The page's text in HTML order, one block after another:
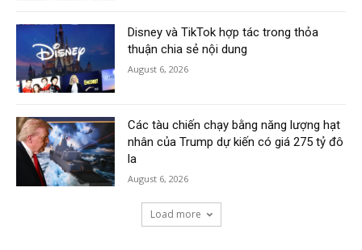
Disney và TikTok hợp tác trong thỏa
thuận chia sẻ nội dung
August 6, 2026
Các tàu chiến chạy bằng năng lượng hạt
nhân của Trump dự kiến có giá 275 tỷ đô
la
August 6, 2026
Load more